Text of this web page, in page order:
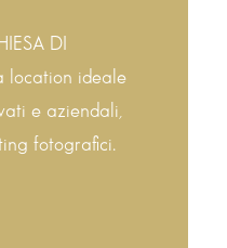
DI
location ideale
e aziendali,
fotografici.